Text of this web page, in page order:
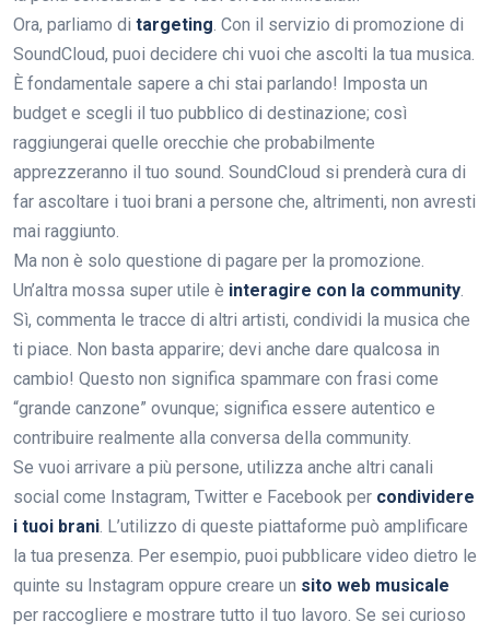
Ora, parliamo di targeting . Con il servizio di promozione di
SoundCloud, puoi decidere chi vuoi che ascolti la tua musica.
È fondamentale sapere a chi stai parlando! Imposta un
budget e scegli il tuo pubblico di destinazione; così
raggiungerai quelle orecchie che probabilmente
apprezzeranno il tuo sound. SoundCloud si prenderà cura di
far ascoltare i tuoi brani a persone che, altrimenti, non avresti
mai raggiunto.
Ma non è solo questione di pagare per la promozione.
Un’altra mossa super utile è interagire con la community
Sì, commenta le tracce di altri artisti, condividi la musica che
ti piace. Non basta apparire; devi anche dare qualcosa in
cambio! Questo non significa spammare con frasi come
“grande canzone” ovunque; significa essere autentico e
contribuire realmente alla conversa della community.
Se vuoi arrivare a più persone, utilizza anche altri canali
social come Instagram, Twitter e Facebook per condividere
i tuoi brani . L’utilizzo di queste piattaforme può amplificare
la tua presenza. Per esempio, puoi pubblicare video dietro le
quinte su Instagram oppure creare un sito web musicale
per raccogliere e mostrare tutto il tuo lavoro. Se sei curioso